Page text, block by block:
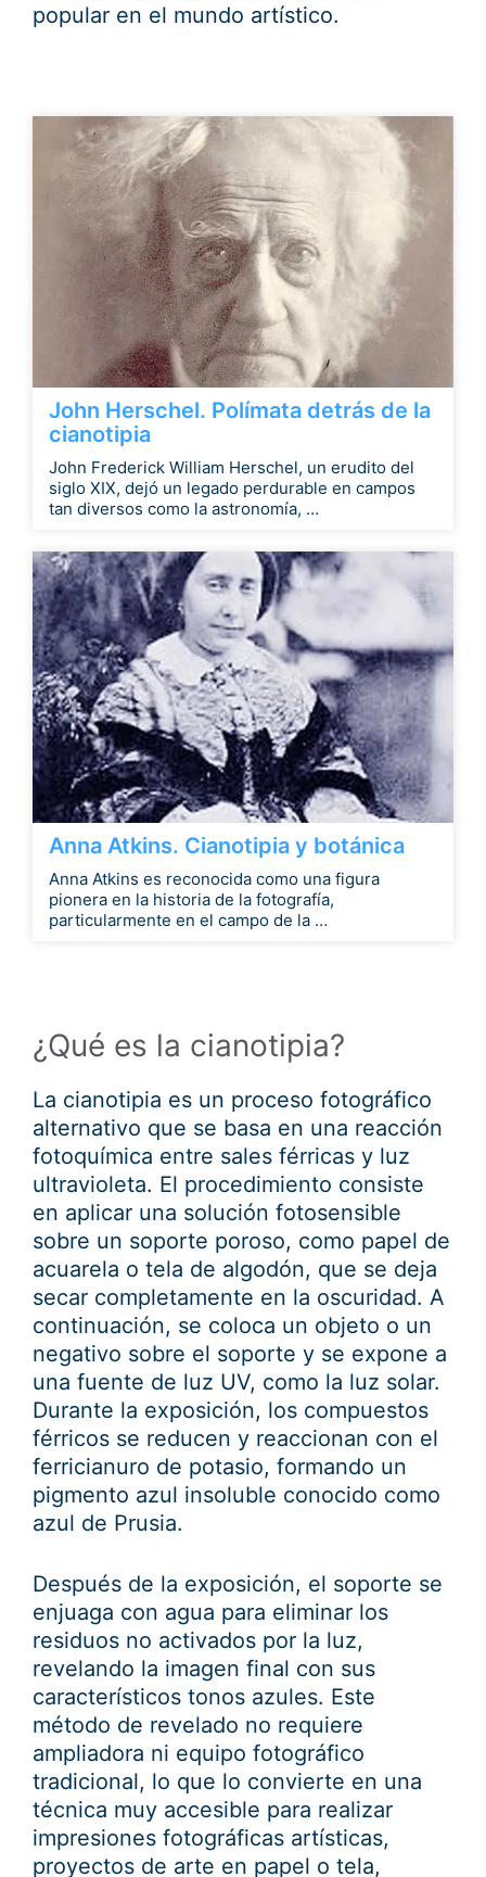
popular en el mundo artístico.
John Herschel. Polímata detrás de la
cianotipia
John Frederick William Herschel, un erudito del
siglo XIX, dejó un legado perdurable en campos
tan diversos como la astronomía, …
Anna Atkins. Cianotipia y botánica
Anna Atkins es reconocida como una figura
pionera en la historia de la fotografía,
particularmente en el campo de la …
¿Qué es la cianotipia?
La cianotipia es un proceso fotográfico
alternativo que se basa en una reacción
fotoquímica entre sales férricas y luz
ultravioleta. El procedimiento consiste
en aplicar una solución fotosensible
sobre un soporte poroso, como papel de
acuarela o tela de algodón, que se deja
secar completamente en la oscuridad. A
continuación, se coloca un objeto o un
negativo sobre el soporte y se expone a
una fuente de luz UV, como la luz solar.
Durante la exposición, los compuestos
férricos se reducen y reaccionan con el
ferricianuro de potasio, formando un
pigmento azul insoluble conocido como
azul de Prusia.
Después de la exposición, el soporte se
enjuaga con agua para eliminar los
residuos no activados por la luz,
revelando la imagen final con sus
característicos tonos azules. Este
método de revelado no requiere
ampliadora ni equipo fotográfico
tradicional, lo que lo convierte en una
técnica muy accesible para realizar
impresiones fotográficas artísticas,
proyectos de arte en papel o tela,